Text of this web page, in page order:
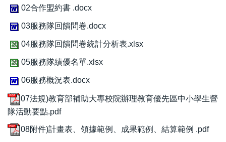
02合作盟約書 .docx
03服務隊回饋問卷.docx
04服務隊回饋問卷統計分析表.xlsx
05服務隊績優名單.xlsx
06服務概況表.docx
07法規)教育部補助大專校院辦理教育優先區中小學生營
隊活動要點.pdf
08附件)計畫表、領據範例、成果範例、結算範例 .pdf